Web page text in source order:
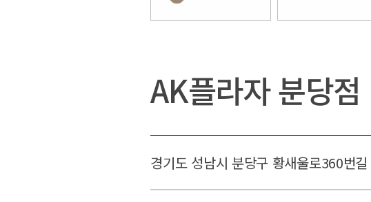
AK플라자 분당
경기도 성남시 분당구 황새울로360번